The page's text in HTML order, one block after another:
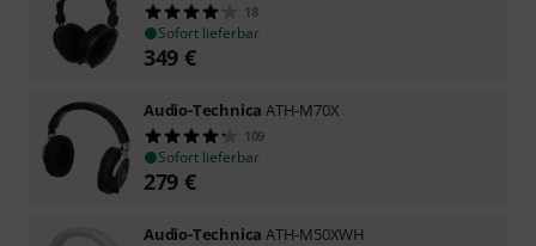
18
Sofort lieferbar
349 €
Audio-Technica ATH-M70X
109
Sofort lieferbar
279 €
Audio-Technica ATH-M50XWH